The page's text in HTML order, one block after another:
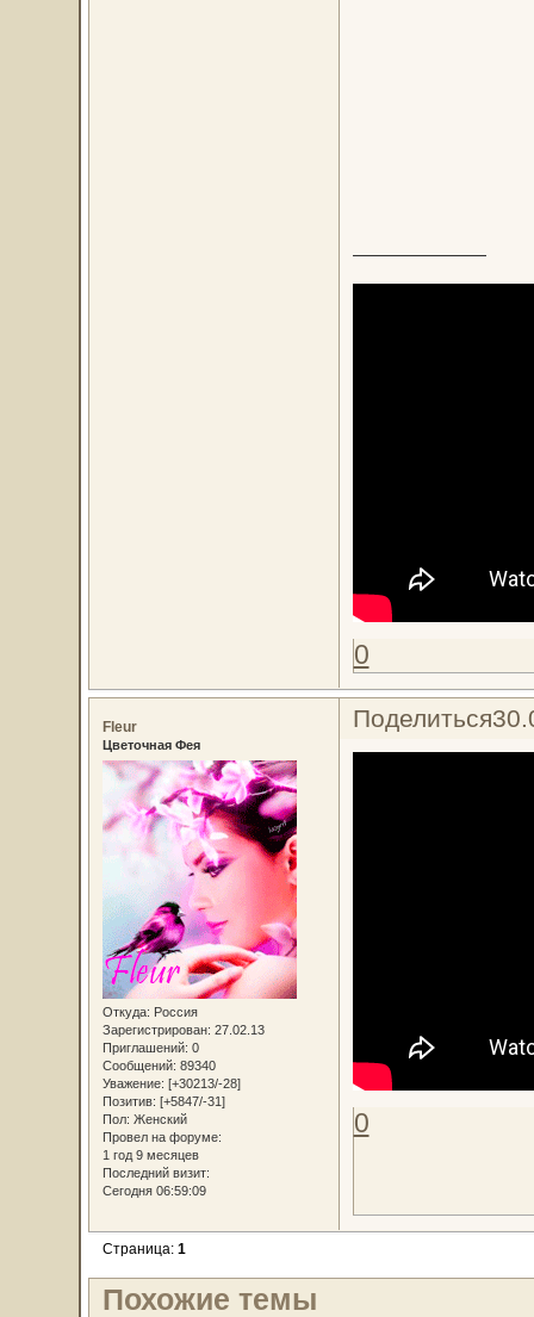
———————
0
Поделиться
Fleur
Цветочная Фея
Откуда: Россия
Зарегистрирован: 27.02.13
Приглашений: 0
Сообщений: 89340
Уважение: [+30213/-28]
Позитив: [+5847/-31]
Пол: Женский
Провел на форуме:
1 год 9 месяцев
Последний визит:
Сегодня 06:59:09
0
Страница: 1
Похожие темы